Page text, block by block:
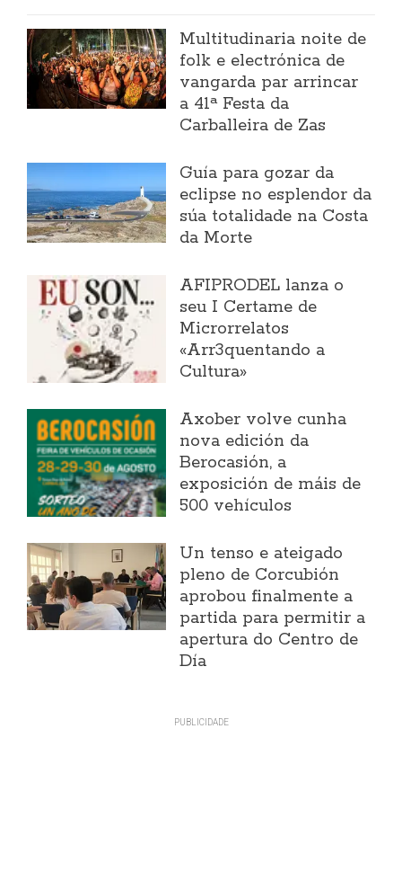
Multitudinaria noite de
folk e electrónica de
vangarda par arrincar
a 41ª Festa da
Carballeira de Zas
Guía para gozar da
eclipse no esplendor da
súa totalidade na Costa
da Morte
AFIPRODEL lanza o
seu I Certame de
Microrrelatos
«Arr3quentando a
Cultura»
Axober volve cunha
nova edición da
Berocasión, a
exposición de máis de
500 vehículos
Un tenso e ateigado
pleno de Corcubión
aprobou finalmente a
partida para permitir a
apertura do Centro de
Día